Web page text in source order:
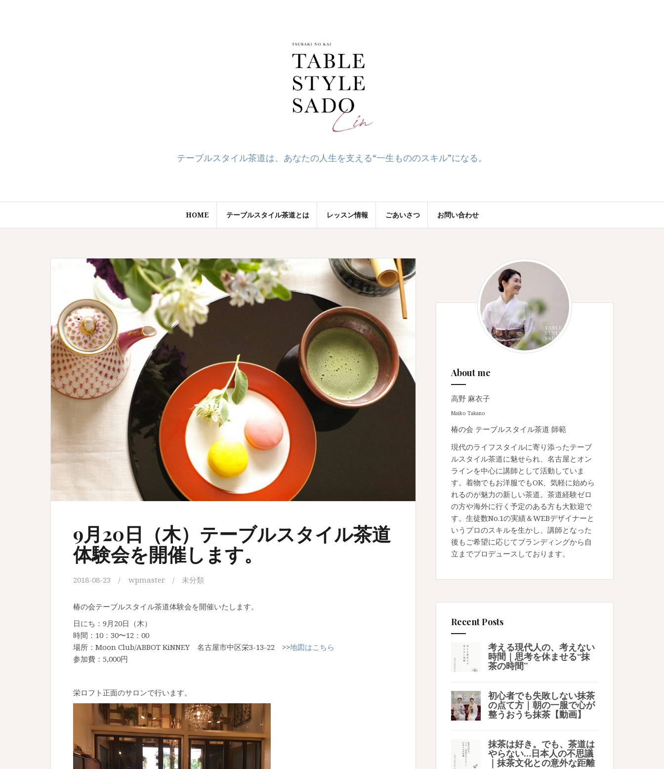
テーブルスタイル茶道は、あなたの人生を支える“一生もののスキル”になる。
HOME テーブルスタイル茶道とは レッスン情報 ごあいさつ お問い合わせ
9月20日（木）テーブルスタイル茶道
体験会を開催します。
2018-08-23 wpmaster 未分類
椿の会テーブルスタイル茶道体験会を開催いたします。
日にち：9月20日（木）
時間：10：30〜12：00
場所：Moon Club/ABBOT KiNNEY 名古屋市中区栄3-13-22 >>地図はこちら
参加費：5,000円
栄ロフト正面のサロンで行います。
About me
高野 麻衣子
Maiko Takano
椿の会 テーブルスタイル茶道 師範
現代のライフスタイルに寄り添ったテーブ
ルスタイル茶道に魅せられ、名古屋とオン
ラインを中心に講師として活動していま
す。着物でもお洋服でもOK、気軽に始めら
れるのが魅力の新しい茶道。茶道経験ゼロ
の方や海外に行く予定のある方も大歓迎で
す。生徒数No.1の実績＆WEBデザイナーと
いうプロのスキルを生かし、講師となった
後もご希望に応じてブランディングから自
立までプロデュースしております。
Recent Posts
考える現代人の、考えない
時間｜思考を休ませる“抹
茶の時間”
初心者でも失敗しない抹茶
の点て方｜朝の一服で心が
整うおうち抹茶【動画】
抹茶は好き。でも、茶道は
やらない…日本人の不思議
｜抹茶文化との意外な距離